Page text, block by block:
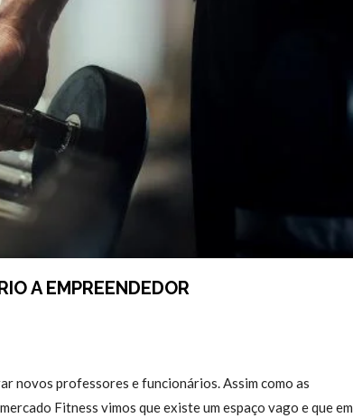
A EMPREENDEDOR
novos professores e funcionários. Assim como as
Fitness vimos que existe um espaço vago e que em